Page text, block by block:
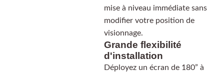
mise à niveau immédiate sans
modifier votre position de
visionnage.
Grande flexibilité
d'installation
Déployez un écran de 180” à